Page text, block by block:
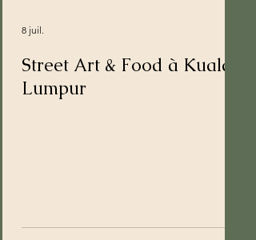
Street Art & Food à Kuala
Lumpur
8 juil.